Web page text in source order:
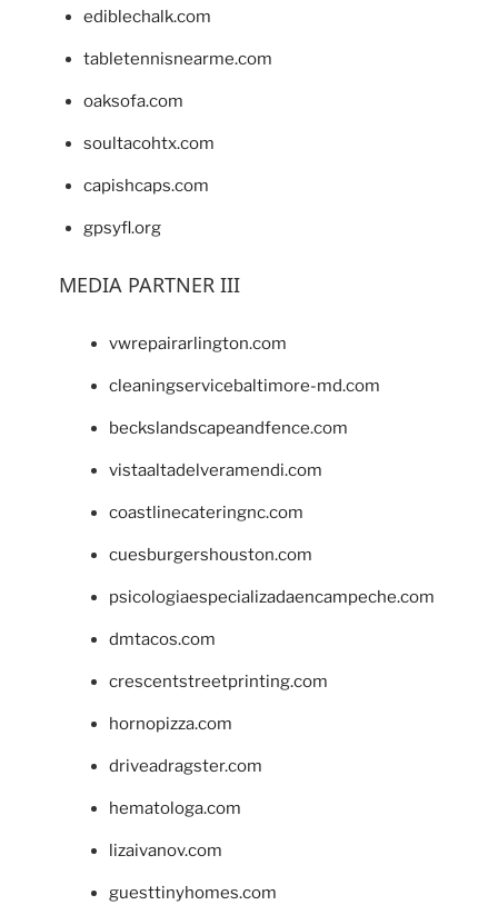
ediblechalk.com
tabletennisnearme.com
oaksofa.com
soultacohtx.com
capishcaps.com
gpsyfl.org
MEDIA PARTNER III
vwrepairarlington.com
cleaningservicebaltimore-md.com
beckslandscapeandfence.com
vistaaltadelveramendi.com
coastlinecateringnc.com
cuesburgershouston.com
psicologiaespecializadaencampeche.com
dmtacos.com
crescentstreetprinting.com
hornopizza.com
driveadragster.com
hematologa.com
lizaivanov.com
guesttinyhomes.com